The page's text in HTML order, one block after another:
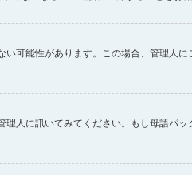
可能性があります。この場合、管理人
人に訊いてみてください。もし母語パ